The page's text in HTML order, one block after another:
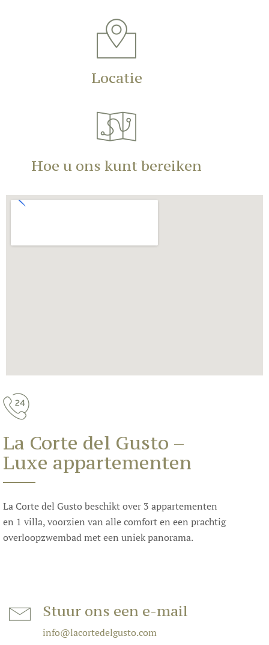
Locatie
Hoe u ons kunt bereiken
La Corte del Gusto –
Luxe appartementen
La Corte del Gusto beschikt over 3 appartementen
en 1 villa, voorzien van alle comfort en een prachtig
overloopzwembad met een uniek panorama.
Stuur ons een e-mail
info@lacortedelgusto.com